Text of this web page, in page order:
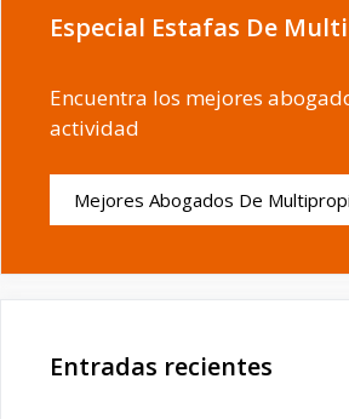
Especial Estafas De
Encuentra los mejores
actividad
Mejores Abogados De
Entradas recientes